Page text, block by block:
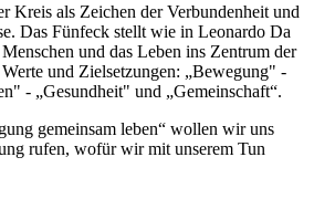
Kreis als Zeichen der Verbundenheit und
Das Fünfeck stellt wie in Leonardo Da
und das Leben ins Zentrum der
und Zielsetzungen: „Bewegung" -
- „Gesundheit" und „Gemeinschaft“.
gemeinsam leben“ wollen wir uns
rufen, wofür wir mit unserem Tun